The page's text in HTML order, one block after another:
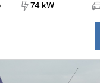
74 kW